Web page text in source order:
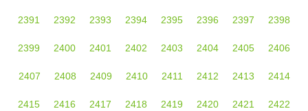
2391 2392 2393 2394 2395 2396 2397 2398
2399 2400 2401 2402 2403 2404 2405 2406
2407 2408 2409 2410 2411 2412 2413 2414
2415 2416 2417 2418 2419 2420 2421 2422